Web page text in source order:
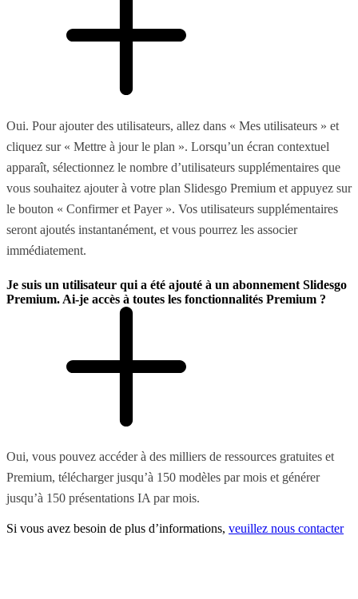
Oui. Pour ajouter des utilisateurs, allez dans « Mes utilisateurs » et
cliquez sur « Mettre à jour le plan ». Lorsqu’un écran contextuel
apparaît, sélectionnez le nombre d’utilisateurs supplémentaires que
vous souhaitez ajouter à votre plan Slidesgo Premium et appuyez sur
le bouton « Confirmer et Payer ». Vos utilisateurs supplémentaires
seront ajoutés instantanément, et vous pourrez les associer
immédiatement.
Je suis un utilisateur qui a été ajouté à un abonnement Slidesgo
Premium. Ai-je accès à toutes les fonctionnalités Premium ?
Oui, vous pouvez accéder à des milliers de ressources gratuites et
Premium, télécharger jusqu’à 150 modèles par mois et générer
jusqu’à 150 présentations IA par mois.
Si vous avez besoin de plus d’informations, veuillez nous contacter